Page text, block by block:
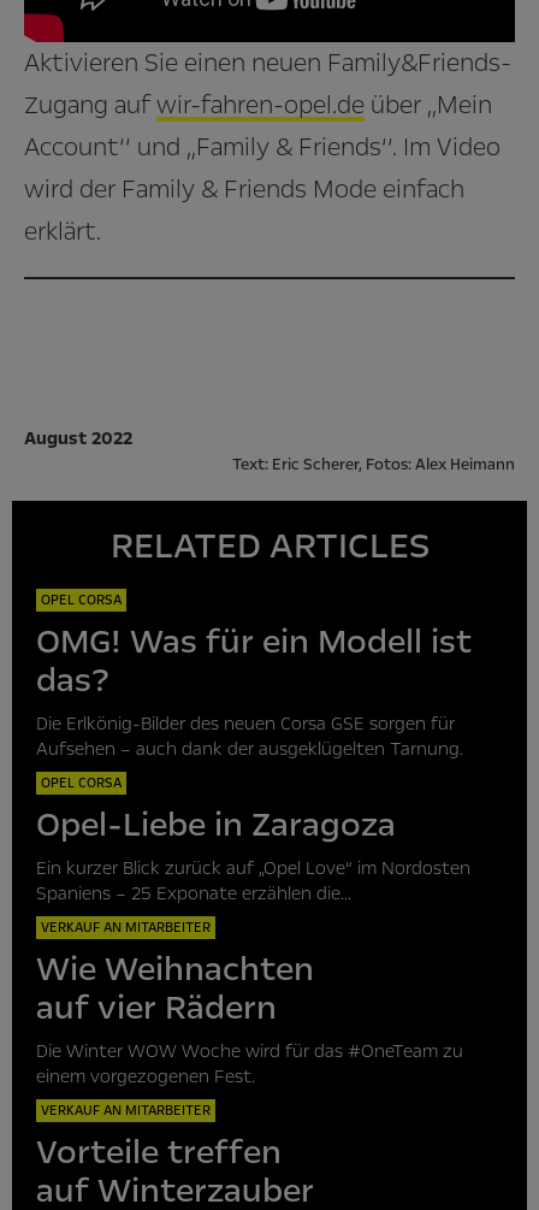
Aktivieren Sie einen neuen Family&Friends-
Zugang aufwir-fahren-opel.de über ,,Mein
Account‘‘ und ,,Family & Friends‘‘. Im Video
wird der Family & Friends Mode einfach
erklärt.
August 2022
Text: Eric Scherer, Fotos: Alex Heimann
RELATED ARTICLES
OPEL CORSA
OMG! Was für ein Modell ist
das?
Die Erlkönig-Bilder des neuen Corsa GSE sorgen für
Aufsehen – auch dank der ausgeklügelten Tarnung.
OPEL CORSA
Opel-Liebe in Zaragoza
Ein kurzer Blick zurück auf „Opel Love“ im Nordosten
Spaniens – 25 Exponate erzählen die...
VERKAUF AN MITARBEITER
Wie Weihnachten
auf vier Rädern
Die Winter WOW Woche wird für das #OneTeam zu
einem vorgezogenen Fest.
VERKAUF AN MITARBEITER
Vorteile treffen
auf Winterzauber